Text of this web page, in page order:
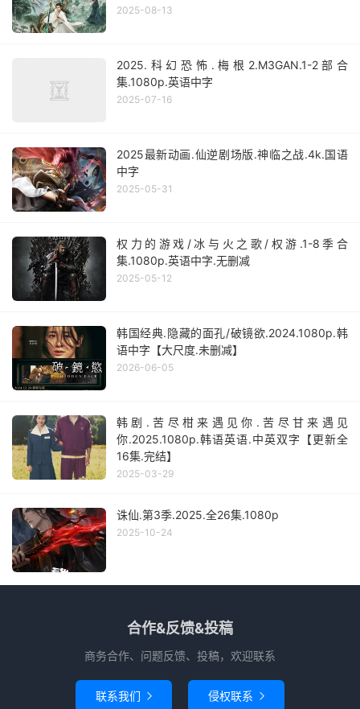
2025-08-13
2025.科幻恐怖.梅根2.M3GAN.1-2部合
集.1080p.英语中字
2025-07-16
2025最新动画.仙逆剧场版.神临之战.4k.国语
中字
2025-05-31
权力的游戏/冰与火之歌/权游.1-8季合
集.1080p.英语中字.无删减
2025-05-12
韩国经典.隐藏的面孔/破镜欲.2024.1080p.韩
语中字【大尺度.未删减】
2026-06-05
韩剧.苦尽柑来遇见你.苦尽甘来遇见
你.2025.1080p.韩语英语.中英双字【更新全
16集.完结】
2025-03-29
诛仙.第3季.2025.全26集.1080p
2025-10-24
合作&反馈&投稿
商务合作、问题反馈、投稿，欢迎联系
联系我们  侵权联系 